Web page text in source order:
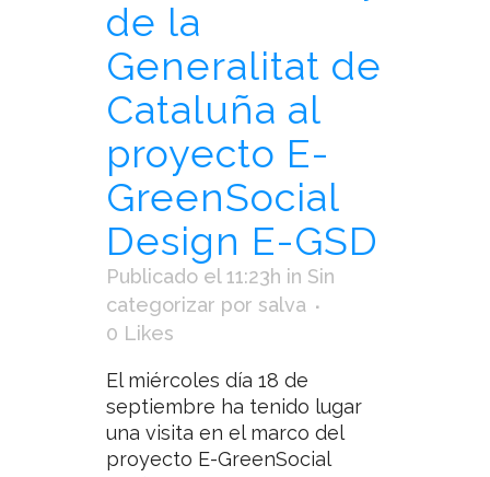
de la
Generalitat de
Cataluña al
proyecto E-
GreenSocial
Design E-GSD
Publicado el 11:23h in Sin
categorizar por salva
0 Likes
El miércoles día 18 de
septiembre ha tenido lugar
una visita en el marco del
proyecto E-GreenSocial